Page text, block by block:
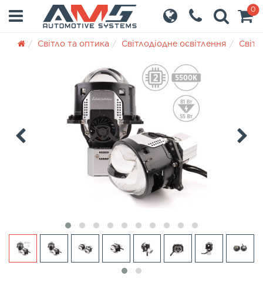
0
Світло та оптика Світлодіодне освітлення
‹ ›